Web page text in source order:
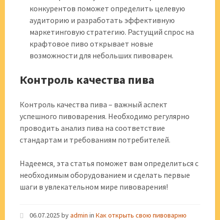
конкурентов поможет определить целевую
аудиторию и разработать эффективную
маркетинговую стратегию. Растущий спрос на
крафтовое пиво открывает новые
возможности для небольших пивоварен.
Контроль качества пива
Контроль качества пива – важный аспект
успешного пивоварения. Необходимо регулярно
проводить анализ пива на соответствие
стандартам и требованиям потребителей.
Надеемся‚ эта статья поможет вам определиться с
необходимым оборудованием и сделать первые
шаги в увлекательном мире пивоварения!
06.07.2025 byadmin in Как открыть свою пивоварню